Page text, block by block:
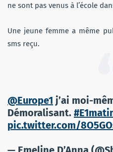
ne sont pas venus à l’école
Une jeune femme a même
sms reçu.
@Europe1 j’ai moi-
Démoralisant.
pic.twitter.com/